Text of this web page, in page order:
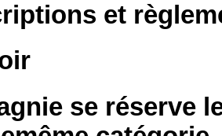
et
se réserve